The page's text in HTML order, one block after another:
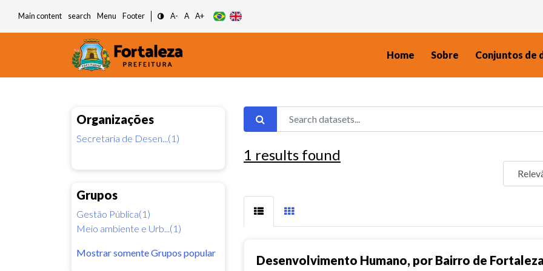
Main content search Menu Footer A- A A+
Home Sobre Conjuntos de
Organizações
Secretaria de Desen...(1)
Grupos
Gestão Pública(1)
Meio ambiente e Urb...(1)
Mostrar somente Grupos popular
1 results found
Desenvolvimento Humano, por Bairro de